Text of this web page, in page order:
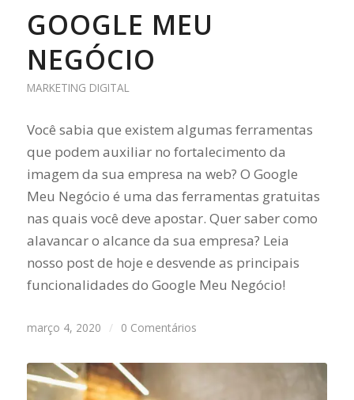
GOOGLE MEU
NEGÓCIO
MARKETING DIGITAL
Você sabia que existem algumas ferramentas
que podem auxiliar no fortalecimento da
imagem da sua empresa na web? O Google
Meu Negócio é uma das ferramentas gratuitas
nas quais você deve apostar. Quer saber como
alavancar o alcance da sua empresa? Leia
nosso post de hoje e desvende as principais
funcionalidades do Google Meu Negócio!
março 4, 2020 / 0 Comentários